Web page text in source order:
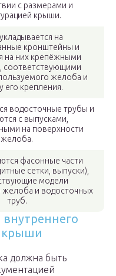
с размерами и
крыши.
на
кронштейны и
на них крепёжными
соответствующими
желоба и
его крепления.
водосточные трубы и
с выпусками,
на поверхности
желоба.
фасонные части
сетки, выпуски),
модели
желоба и водосточных
труб.
крыши
должна быть